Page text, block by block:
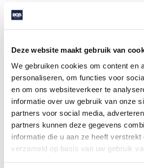
Deze website maakt gebruik van
We gebruiken cookies om content en
personaliseren, om functies voor
en om ons websiteverkeer te
informatie over uw gebruik van onze
partners voor social media,
partners kunnen deze gegevens
informatie die u aan ze heeft verstrekt
verzameld op basis van uw gebruik
2 - 3 werkdagen